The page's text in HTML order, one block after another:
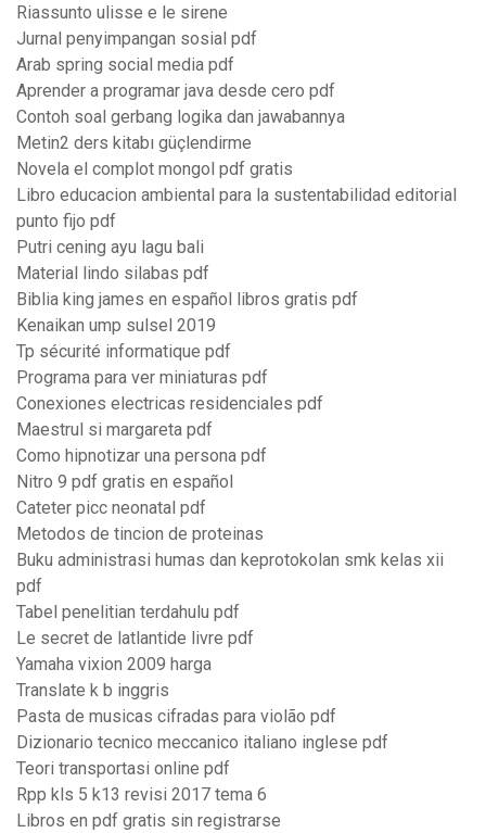
Riassunto ulisse e le sirene
Jurnal penyimpangan sosial pdf
Arab spring social media pdf
Aprender a programar java desde cero pdf
Contoh soal gerbang logika dan jawabannya
Metin2 ders kitabı güçlendirme
Novela el complot mongol pdf gratis
Libro educacion ambiental para la sustentabilidad editorial
punto fijo pdf
Putri cening ayu lagu bali
Material lindo silabas pdf
Biblia king james en español libros gratis pdf
Kenaikan ump sulsel 2019
Tp sécurité informatique pdf
Programa para ver miniaturas pdf
Conexiones electricas residenciales pdf
Maestrul si margareta pdf
Como hipnotizar una persona pdf
Nitro 9 pdf gratis en español
Cateter picc neonatal pdf
Metodos de tincion de proteinas
Buku administrasi humas dan keprotokolan smk kelas xii
pdf
Tabel penelitian terdahulu pdf
Le secret de latlantide livre pdf
Yamaha vixion 2009 harga
Translate k b inggris
Pasta de musicas cifradas para violão pdf
Dizionario tecnico meccanico italiano inglese pdf
Teori transportasi online pdf
Rpp kls 5 k13 revisi 2017 tema 6
Libros en pdf gratis sin registrarse